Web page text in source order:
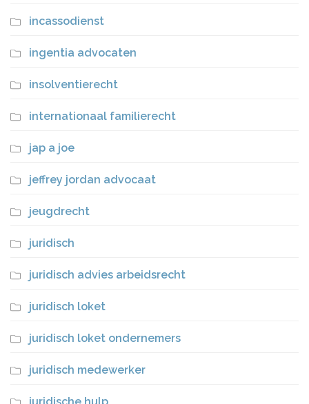
incassodienst
ingentia advocaten
insolventierecht
internationaal familierecht
jap a joe
jeffrey jordan advocaat
jeugdrecht
juridisch
juridisch advies arbeidsrecht
juridisch loket
juridisch loket ondernemers
juridisch medewerker